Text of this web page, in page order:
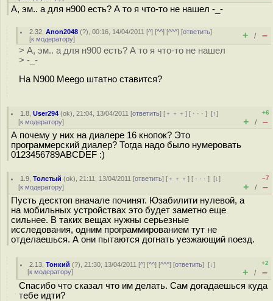
А, эм.. а для н900 есть? А то я что-то не нашел -_-
2.32 ,Anon2048 (?), 00:16, 14/04/2011 [^] [^^] [^^^] [ответить]
[к модератору] + / –
> А, эм.. а для н900 есть? А то я что-то не нашел
> -_-
На N900 Meego штатно ставится?
1.8 ,User294 (ok), 21:04, 13/04/2011 [ответить] [ ﹢﹢﹢] [ · · ·][↑]
[к модератору]
+6
+ / –
А почему у них на диалере 16 кнопок? Это
программерский диалер? Тогда надо было нумеровать
0123456789ABCDEF :)
1.9 ,Толстый (ok), 21:11, 13/04/2011 [ответить] [ ﹢﹢﹢] [ · · ·][↓]
[к модератору]
–7
+ / –
Пусть десктоп вначале починят. Юзабилити нулевой, а
на мобильных устройствах это будет заметно еще
сильнее. В таких вещах нужны серьезные
исследования, одним программированием тут не
отделаешься. А они пытаются догнать уезжающий поезд.
2.13 ,Тонкий (?), 21:30, 13/04/2011 [^] [^^] [^^^] [ответить][↓]
[к модератору]
+2
+ / –
Спасибо что сказал что им делать. Сам догадаешься куда
тебе идти?